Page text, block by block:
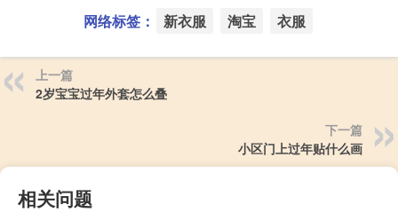
网络标签： 新衣服 淘宝 衣服
上一篇
2岁宝宝过年外套怎么叠
下一篇
小区门上过年贴什么画
相关问题